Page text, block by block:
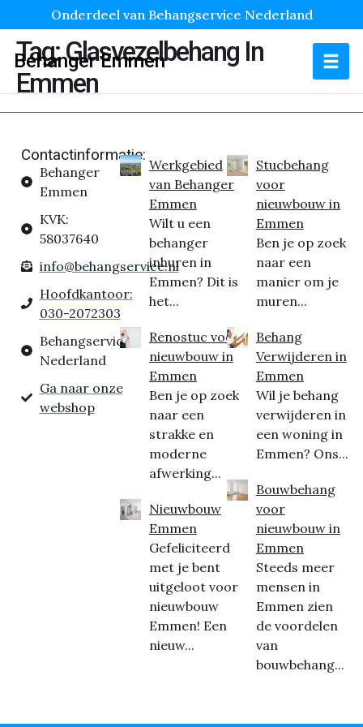
Onderdeel van Behangservice Nederland
Behanger Emmen
Tag:Glasvezelbehang In
Emmen
Contactinformatie:
Behanger
Emmen
KVK:
58037640
info@behangservice.nl
Hoofdkantoor:
030-2072303
Behangservice
Nederland
Ga naar onze
webshop
Werkgebied
van Behanger
Emmen
Wilt u een
behanger
inhuren in
Emmen? Dit is
het...
Renostuc voor
nieuwbouw in
Emmen
Ben je op zoek
naar een
strakke en
moderne
afwerking...
Nieuwbouw
Emmen
Gefeliciteerd
met je bent
uitgeloot voor
nieuwbouw
Emmen! Een
nieuw...
Stucbehang
voor
nieuwbouw in
Emmen
Ben je op zoek
naar een
manier om je
muren...
Behang
Verwijderen in
Emmen
Wil je behang
verwijderen in
een woning in
Emmen? Ons...
Bouwbehang
voor
nieuwbouw in
Emmen
Steeds meer
mensen in
Emmen zien
de voordelen
van
bouwbehang...